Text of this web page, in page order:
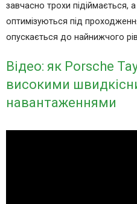
завчасно трохи підіймається,
оптимізуються під
опускається до найнижчого
Відео: як Porsche
високими
навантаженнями